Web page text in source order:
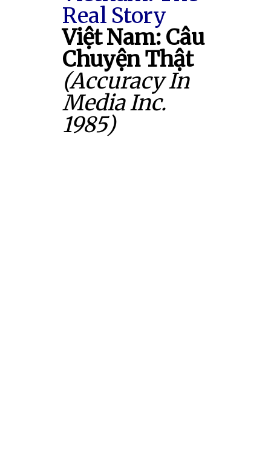
Real Story
Việt Nam: Câu
Chuyện Thật
(Accuracy In
Media Inc.
1985)